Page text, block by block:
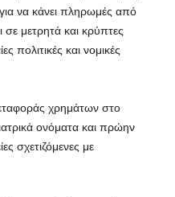
να κάνει πληρωμές από
μετρητά και κρύπτες
πολιτικές και νομικές
χρημάτων στο
ονόματα και πρώην
σχετιζόμενες με